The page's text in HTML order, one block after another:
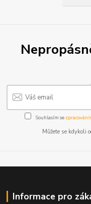
Souhlasím se
Můžete se kdykoli
Informace pro